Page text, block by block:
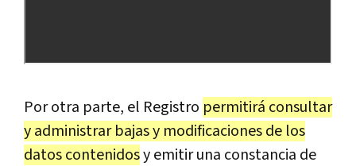
Por otra parte, el Registro permitirá consultar
y administrar bajas y modificaciones de los
datos contenidosy emitir una constancia de